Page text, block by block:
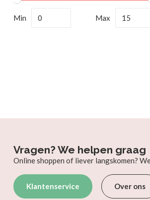
Min Max
Vragen? We helpen graag
Online shoppen of liever langskomen?
Klantenservice Over ons